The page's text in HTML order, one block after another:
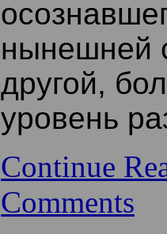
нынешней
другой,
уровень
Continue
Comments